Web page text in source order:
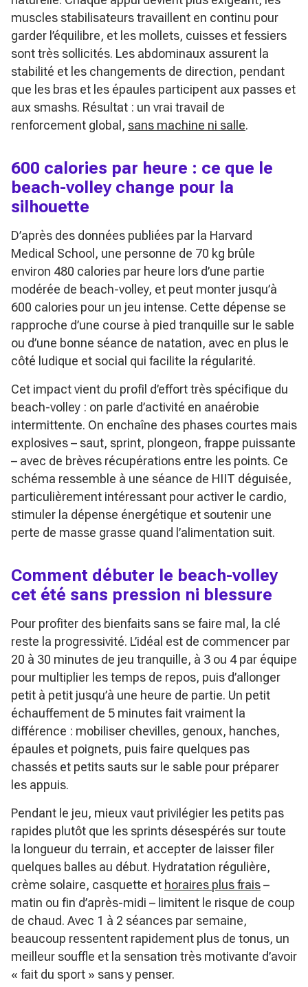
muscles stabilisateurs travaillent en continu pour
garder l’équilibre, et les mollets, cuisses et fessiers
sont très sollicités. Les abdominaux assurent la
stabilité et les changements de direction, pendant
que les bras et les épaules participent aux passes et
aux smashs. Résultat : un vrai travail de
renforcement global, sans machine ni salle.
600 calories par heure : ce que le
beach-volley change pour la
silhouette
D’après des données publiées par la Harvard
Medical School, une personne de 70 kg brûle
environ 480 calories par heure lors d’une partie
modérée de beach-volley, et peut monter jusqu’à
600 calories pour un jeu intense. Cette dépense se
rapproche d’une course à pied tranquille sur le sable
ou d’une bonne séance de natation, avec en plus le
côté ludique et social qui facilite la régularité.
Cet impact vient du profil d’effort très spécifique du
beach-volley : on parle d’activité en anaérobie
intermittente. On enchaîne des phases courtes mais
explosives – saut, sprint, plongeon, frappe puissante
– avec de brèves récupérations entre les points. Ce
schéma ressemble à une séance de HIIT déguisée,
particulièrement intéressant pour activer le cardio,
stimuler la dépense énergétique et soutenir une
perte de masse grasse quand l’alimentation suit.
Comment débuter le beach-volley
cet été sans pression ni blessure
Pour profiter des bienfaits sans se faire mal, la clé
reste la progressivité. L’idéal est de commencer par
20 à 30 minutes de jeu tranquille, à 3 ou 4 par équipe
pour multiplier les temps de repos, puis d’allonger
petit à petit jusqu’à une heure de partie. Un petit
échauffement de 5 minutes fait vraiment la
différence : mobiliser chevilles, genoux, hanches,
épaules et poignets, puis faire quelques pas
chassés et petits sauts sur le sable pour préparer
les appuis.
Pendant le jeu, mieux vaut privilégier les petits pas
rapides plutôt que les sprints désespérés sur toute
la longueur du terrain, et accepter de laisser filer
quelques balles au début. Hydratation régulière,
crème solaire, casquette et horaires plus frais–
matin ou fin d’après-midi – limitent le risque de coup
de chaud. Avec 1 à 2 séances par semaine,
beaucoup ressentent rapidement plus de tonus, un
meilleur souffle et la sensation très motivante d’avoir
« fait du sport » sans y penser.